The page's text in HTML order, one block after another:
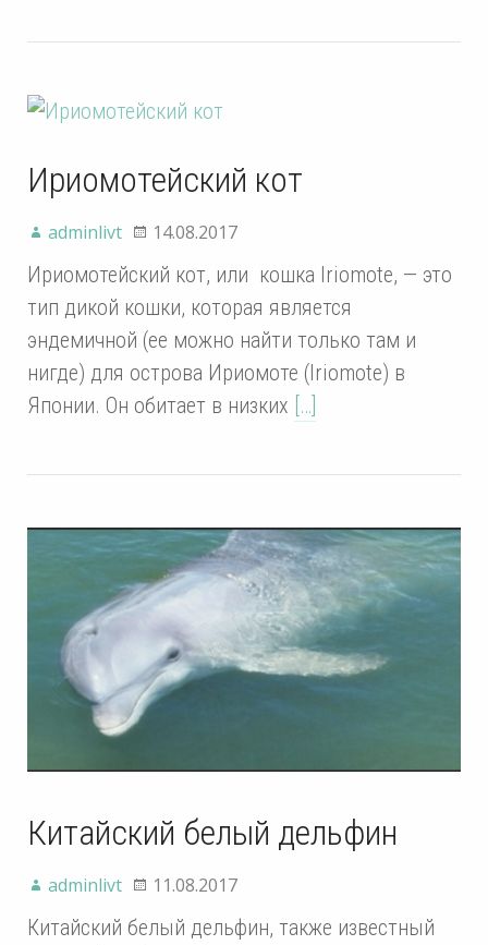
Ириомотейский кот
adminlivt 14.08.2017
Ириомотейский кот, или кошка Iriomote, — это
тип дикой кошки, которая является
эндемичной (ее можно найти только там и
нигде) для острова Ириомоте (Iriomote) в
Японии. Он обитает в низких […]
Китайский белый дельфин
adminlivt 11.08.2017
Китайский белый дельфин, также известный